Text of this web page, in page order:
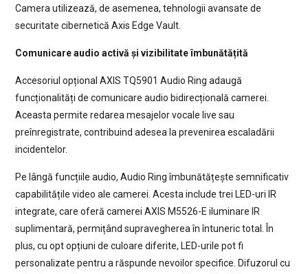
Camera utilizează, de asemenea, tehnologii avansate de
securitate cibernetică Axis Edge Vault.
Comunicare audio activă și vizibilitate îmbunătățită
Accesoriul opțional AXIS TQ5901 Audio Ring adaugă
funcționalități de comunicare audio bidirecțională camerei.
Aceasta permite redarea mesajelor vocale live sau
preînregistrate, contribuind adesea la prevenirea escaladării
incidentelor.
Pe lângă funcțiile audio, Audio Ring îmbunătățește semnificativ
capabilitățile video ale camerei. Acesta include trei LED-uri IR
integrate, care oferă camerei AXIS M5526-E iluminare IR
suplimentară, permițând supravegherea în întuneric total. În
plus, cu opt opțiuni de culoare diferite, LED-urile pot fi
personalizate pentru a răspunde nevoilor specifice. Difuzorul cu